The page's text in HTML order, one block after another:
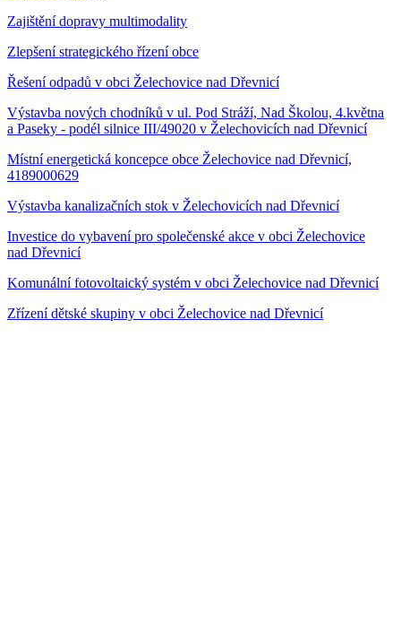
Zajištění dopravy multimodality
Zlepšení strategického řízení obce
Řešení odpadů v obci Želechovice nad Dřevnicí
Výstavba nových chodníků v ul. Pod Stráží, Nad Školou, 4.května
a Paseky - podél silnice III/49020 v Želechovicích nad Dřevnicí
Místní energetická koncepce obce Želechovice nad Dřevnicí,
4189000629
Výstavba kanalizačních stok v Želechovicích nad Dřevnicí
Investice do vybavení pro společenské akce v obci Želechovice
nad Dřevnicí
Komunální fotovoltaický systém v obci Želechovice nad Dřevnicí
Zřízení dětské skupiny v obci Želechovice nad Dřevnicí